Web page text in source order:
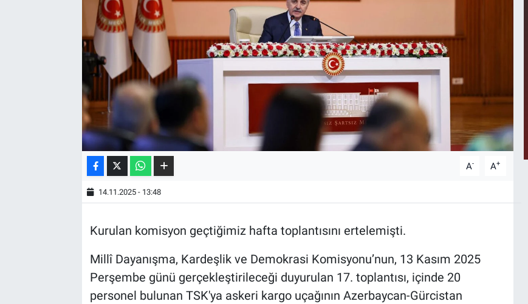
A- A+
14.11.2025 - 13:48
Kurulan komisyon geçtiğimiz hafta toplantısını ertelemişti.
Millî Dayanışma, Kardeşlik ve Demokrasi Komisyonu’nun, 13 Kasım 2025
Perşembe günü gerçekleştirileceği duyurulan 17. toplantısı, içinde 20
personel bulunan TSK'ya askeri kargo uçağının Azerbaycan-Gürcistan